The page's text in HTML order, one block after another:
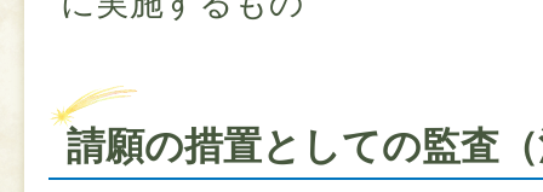
請願の措置としての監査